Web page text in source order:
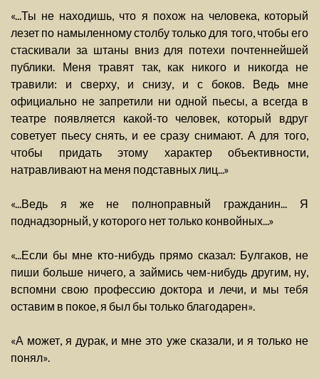
«...Ты не находишь, что я похож на человека, который
лезет по намыленному столбу только для того, чтобы его
стаскивали за штаны вниз для потехи почтеннейшей
публики. Меня травят так, как никого и никогда не
травили: и сверху, и снизу, и с боков. Ведь мне
официально не запретили ни одной пьесы, а всегда в
театре появляется какой-то человек, который вдруг
советует пьесу снять, и ее сразу снимают. А для того,
чтобы придать этому характер объективности,
натравливают на меня подставных лиц...»
«...Ведь я же не полноправный гражданин... Я
поднадзорный, у которого нет только конвойных...»
«...Если бы мне кто-нибудь прямо сказал: Булгаков, не
пиши больше ничего, а займись чем-нибудь другим, ну,
вспомни свою профессию доктора и лечи, и мы тебя
оставим в покое, я был бы только благодарен».
«А может, я дурак, и мне это уже сказали, и я только не
понял».